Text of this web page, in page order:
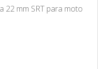
22 mm SRT para moto